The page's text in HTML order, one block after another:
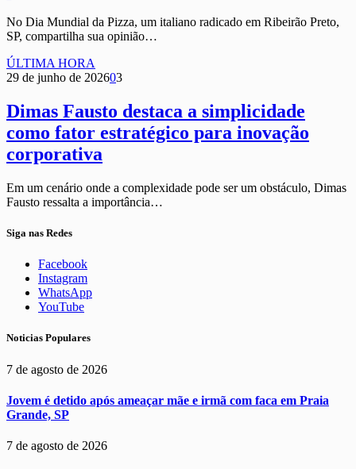
No Dia Mundial da Pizza, um italiano radicado em Ribeirão Preto,
SP, compartilha sua opinião…
ÚLTIMA HORA
29 de junho de 202603
Dimas Fausto destaca a simplicidade
como fator estratégico para inovação
corporativa
Em um cenário onde a complexidade pode ser um obstáculo, Dimas
Fausto ressalta a importância…
Siga nas Redes
Facebook
Instagram
WhatsApp
YouTube
Noticias Populares
7 de agosto de 2026
Jovem é detido após ameaçar mãe e irmã com faca em Praia
Grande, SP
7 de agosto de 2026